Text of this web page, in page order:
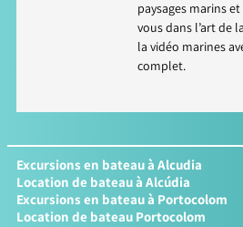
paysages marins
vous dans l’art de
la vidéo marines
complet.
Excursions en bateau à Alcudia
Location de bateau à Alcúdia
Excursions en bateau à Portocolom
Location de bateau Portocolom